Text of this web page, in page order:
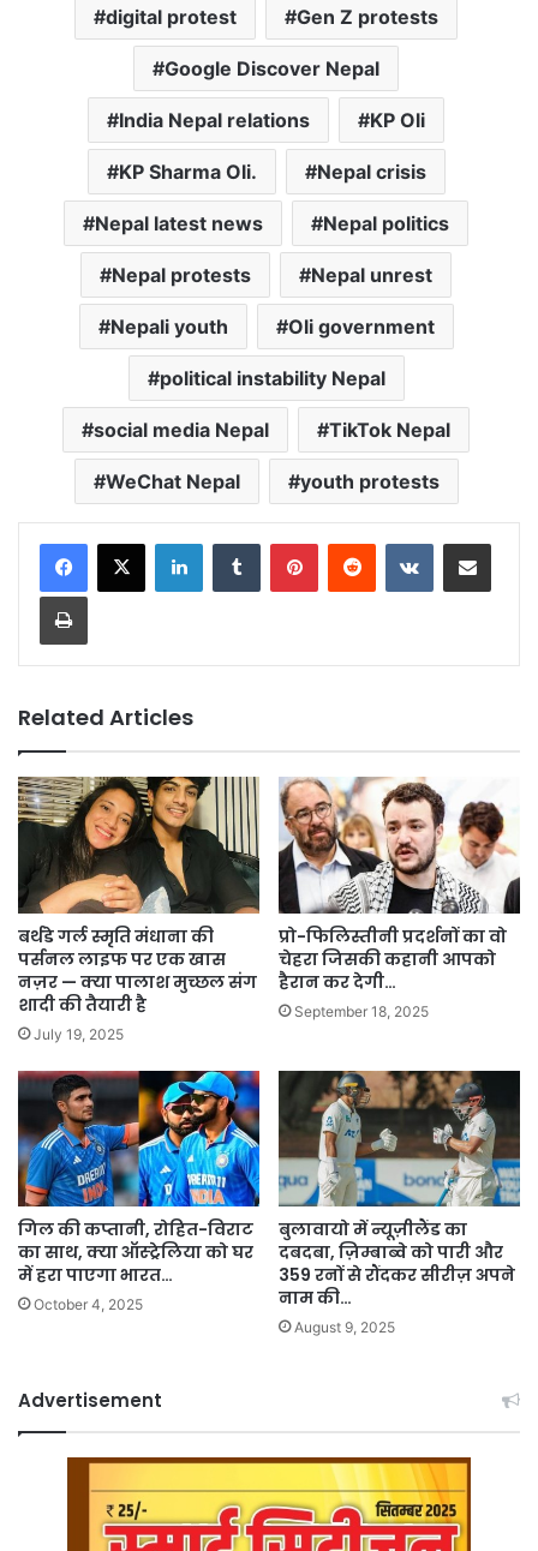
digital protest Gen Z protests
Google Discover Nepal
India Nepal relations KP Oli
KP Sharma Oli. Nepal crisis
Nepal latest news Nepal politics
Nepal protests Nepal unrest
Nepali youth Oli government
political instability Nepal
social media Nepal TikTok Nepal
WeChat Nepal youth protests
LinkedInTumblr PinterestReddit VKontakteShare via Email
Print
Related Articles
बर्थडे गर्ल स्मृति मंधाना की
पर्सनल लाइफ पर एक खास
नज़र — क्या पालाश मुच्छल संग
शादी की तैयारी है
July 19, 2025
प्रो-फिलिस्तीनी प्रदर्शनों का वो
चेहरा जिसकी कहानी आपको
हैरान कर देगी…
September 18, 2025
गिल की कप्तानी, रोहित-विराट
का साथ, क्या ऑस्ट्रेलिया को घर
में हरा पाएगा भारत…
October 4, 2025
बुलावायो में न्यूज़ीलैंड का
दबदबा, ज़िम्बाब्वे को पारी और
359 रनों से रौंदकर सीरीज़ अपने
नाम की…
August 9, 2025
Advertisement